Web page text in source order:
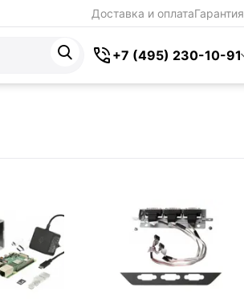
Доставка и оплатаГарантия
+7 (495) 230-10-91